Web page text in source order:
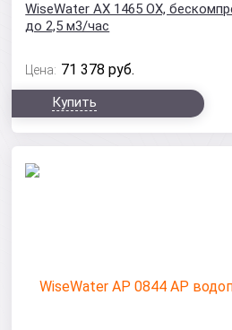
WiseWater AX 1465 OX,
до 2,5 м3/час
Цена: 71 378 руб.
Купить